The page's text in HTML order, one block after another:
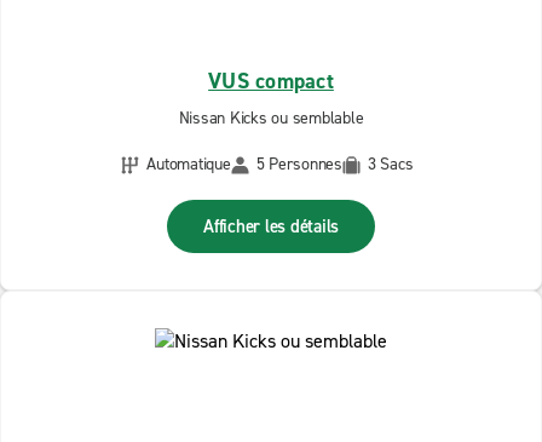
VUS compact
Nissan Kicks ou semblable
Automatique
5 Personnes 3 Sacs
Afficher les détails